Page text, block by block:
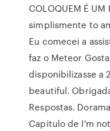
COLOQUEM É UM
simplismente to
Eu comecei a
faz o Meteor
disponibilizasse a
beautiful.
Respostas.
Capitulo de I'm